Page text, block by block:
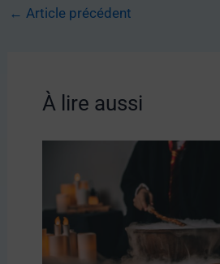
← Article précédent
À lire aussi